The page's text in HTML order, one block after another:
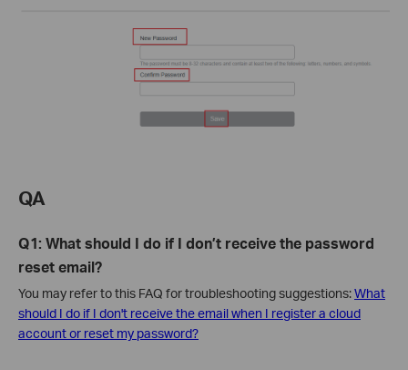
QA
Q1: What should I do if I don’t receive the password
reset email?
You may refer to this FAQ for troubleshooting suggestions:What
should I do if I don't receive the email when I register a cloud
account or reset my password?